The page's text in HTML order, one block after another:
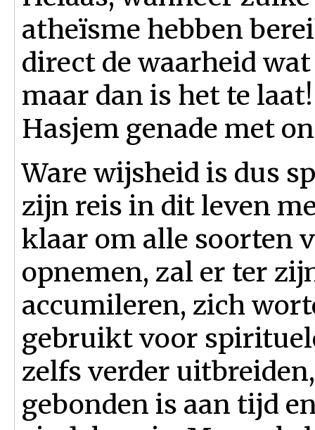
atheïsme hebben
direct de waarheid
maar dan is het te
Hasjem genade met
Ware wijsheid is dus
zijn reis in dit leven
klaar om alle soorten
opnemen, zal er ter
accumileren, zich
gebruikt voor
zelfs verder
gebonden is aan tijd